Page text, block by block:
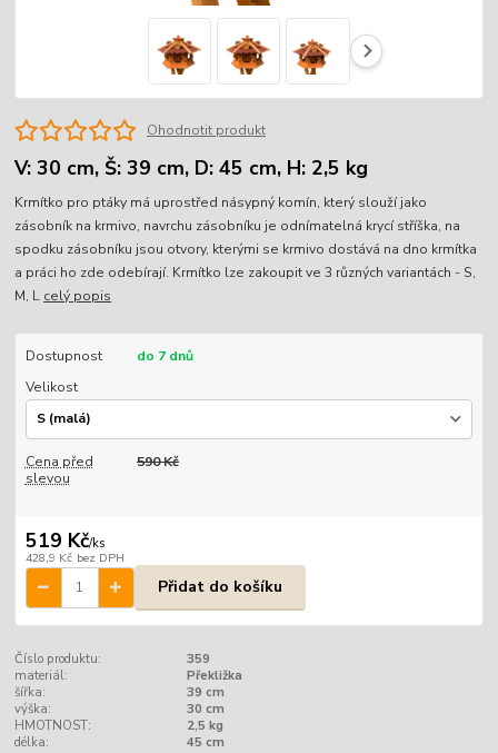
Ohodnotit produkt
V: 30 cm, Š: 39 cm, D: 45 cm, H: 2,5 kg
Krmítko pro ptáky má uprostřed násypný komín, který slouží jako
zásobník na krmivo, navrchu zásobníku je odnímatelná krycí stříška, na
spodku zásobníku jsou otvory, kterými se krmivo dostává na dno krmítka
a práci ho zde odebírají. Krmítko lze zakoupit ve 3 různých variantách - S,
M, L celý popis
Dostupnost
do 7 dnů
Velikost
Cena před
slevou
590 Kč
519 Kč/ks
428,9 Kč bez DPH
Přidat do košíku
Číslo produktu:
359
materiál:
Překližka
šířka:
39 cm
výška:
30 cm
HMOTNOST:
2,5 kg
délka:
45 cm